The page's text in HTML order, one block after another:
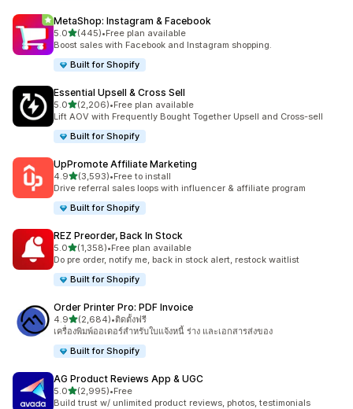
MetaShop: Instagram & Facebook
5.0เต็ม 5 ดาว
(445)
ทั้งหมด 445 รีวิว
•Free plan available
Boost sales with Facebook and Instagram shopping.
Built for Shopify
Essential Upsell & Cross Sell
5.0เต็ม 5 ดาว
(2,206)
ทั้งหมด 2206 รีวิว
•Free plan available
Lift AOV with Frequently Bought Together Upsell and Cross-sell
Built for Shopify
UpPromote Affiliate Marketing
4.9เต็ม 5 ดาว
(3,593)
ทั้งหมด 3593 รีวิว
•Free to install
Drive referral sales loops with influencer & affiliate program
Built for Shopify
REZ Preorder, Back In Stock
5.0เต็ม 5 ดาว
(1,358)
ทั้งหมด 1358 รีวิว
•Free plan available
Do pre order, notify me, back in stock alert, restock waitlist
Built for Shopify
Order Printer Pro: PDF Invoice
4.9เต็ม 5 ดาว
(2,684)
ทั้งหมด 2684 รีวิว
•ติดตั้งฟรี
เครื่องพิมพ์ออเดอร์สำหรับใบแจ้งหนี้ ร่าง และเอกสารส่งของ
Built for Shopify
AG Product Reviews App & UGC
5.0เต็ม 5 ดาว
(2,995)
ทั้งหมด 2995 รีวิว
•Free
Build trust w/ unlimited product reviews, photos, testimonials